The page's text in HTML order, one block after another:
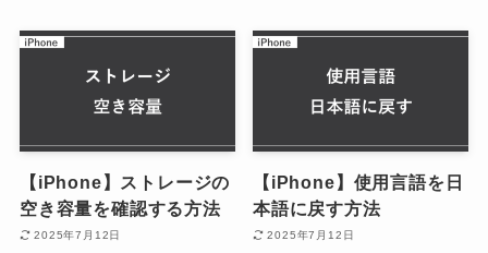
【iPhone】ストレージの
空き容量を確認する方法
2025年7月12日
【iPhone】使用言語を日
本語に戻す方法
2025年7月12日